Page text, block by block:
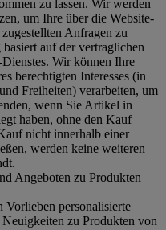
zu lassen. Wir werden
um Ihre über die Website-
Anfragen zu
auf der vertraglichen
Wir können Ihre
berechtigten Interesses (in
Freiheiten) verarbeiten, um
wenn Sie Artikel in
haben, ohne den Kauf
nicht innerhalb einer
werden keine weiteren
Angeboten zu Produkten
Vorlieben personalisierte
zu Produkten von